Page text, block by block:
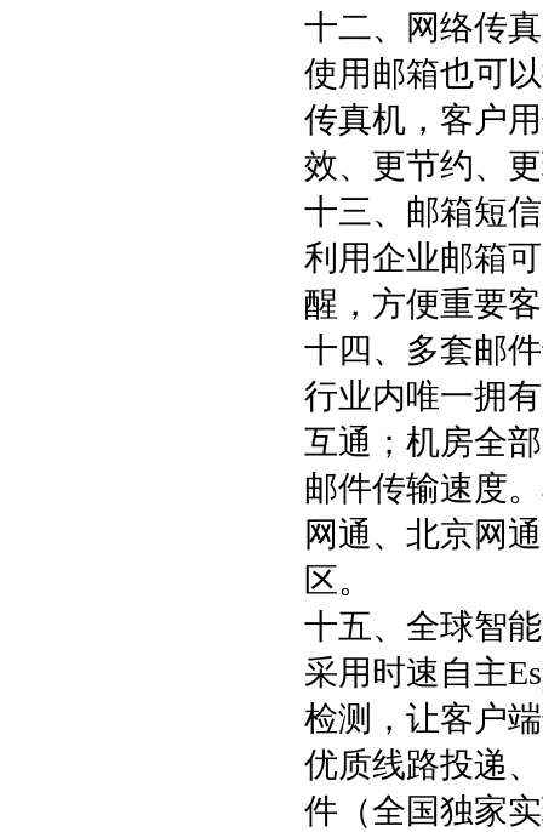
十二、网络传真
使用邮箱也可
传真机，客户
效、更节约、
十三、邮箱短信
利用企业邮箱
醒，方便重要
十四、多套邮
行业内唯一拥
互通；机房全
邮件传输速度
网通、北京网
区。
十五、全球智
采用时速自主
检测，让客户
优质线路投递
件（全国独家